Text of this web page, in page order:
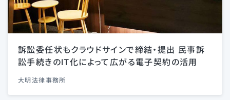
訴訟委任状もクラウドサインで締結・提出 民事訴
訟手続きのIT化によって広がる電子契約の活用
大明法律事務所